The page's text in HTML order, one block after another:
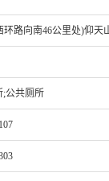
路向南46公里处)仰天
;公共厕所